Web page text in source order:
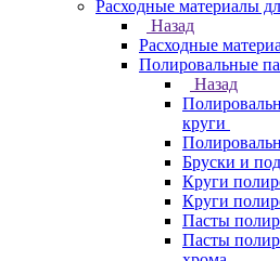
Расходные материалы
Назад
Расходные
Полировальные
Назад
круги
Бруски и
Круги
Круги
Пасты
Пасты